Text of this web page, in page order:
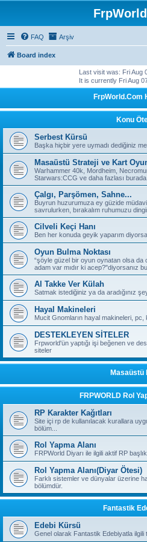
FAQ Arşiv
Board index
Last visit was: Fri Aug
It is currently Fri Aug
FrpWorld.Com
Konu
Serbest Kürsü
Başka hiçbir yere uymadı dediğiniz
Masaüstü Strateji ve Kart
Warhammer 40k, Mordheim,
Starwars:CCG ve daha fazlası
Çalgı, Parşömen, Sahne...
Buyrun huzurumuza ey güzide
savrulurken, bırakalım ruhumuzu
Cilveli Keçi Hanı
Ben her konuda geyik yaparım
Oyun Bulma Noktası
“şöyle güzel bir oyun oynatan olsa da
adam var mıdır ki acep?"diyorsanız
Al Takke Ver Külah
Satmak istediğiniz ya da aradığınız
Hayal Makineleri
Mucit Gnomların hayal makineleri, pc,
DESTEKLEYEN SİTELER
Frpworld'ün yaptığı işi beğenen ve
siteler
Masaüstü
FRPWORLD Rol
RP Karakter Kağıtları
Site içi rp de kullanılacak kurallara
bölüm...
Rol Yapma Alanı
FRPWorld Diyarı ile ilgili aktif RP
Rol Yapma Alanı(Diyar Ötesi)
Farklı sistemler ve dünyalar üzerine
bölümdür.
Fantastik
Edebi Kürsü
Genel olarak Fantastik Edebiyatla ilgili